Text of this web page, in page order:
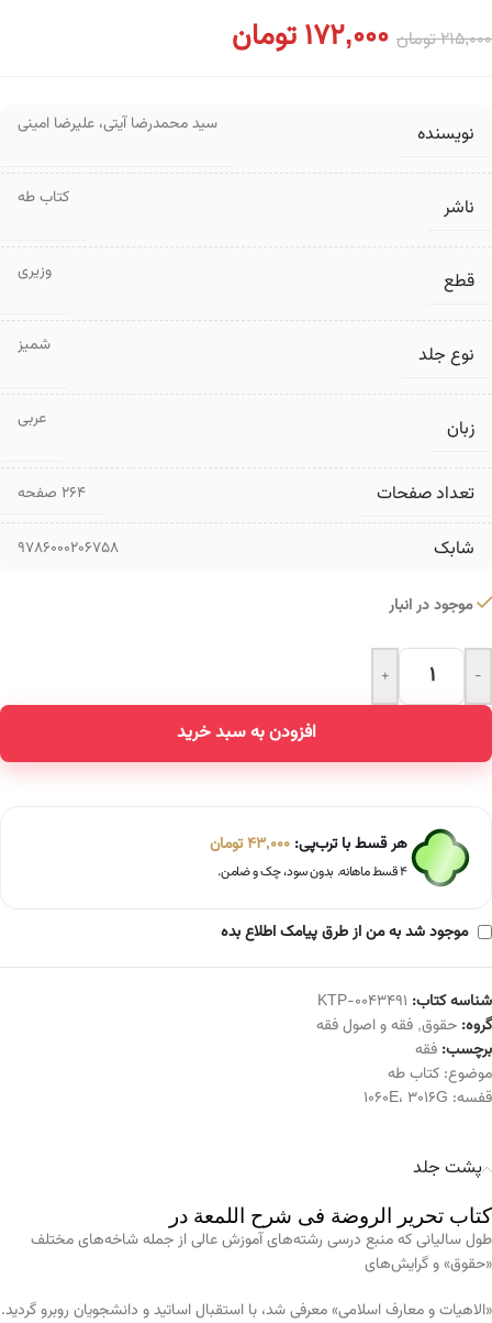
215,000تومان 172,000تومان
نویسنده سید محمدرضا آیتی، علیرضا امینی
ناشر کتاب طه
قطع وزیری
نوع جلد شمیز
زبان عربی
تعداد صفحات ۲۶۴ صفحه
شابک 9786000206758
موجود در انبار
-
+
افزودن به سبد خرید
Alternative:
هر قسط با ترب‌پی: 43,000تومان
۴ قسط ماهانه. بدون سود، چک و ضامن.
موجود شد به من از طرق پیامک اطلاع بده
شناسه کتاب: KTP-0043491
گروه: حقوق, فقه و اصول فقه
برچسب: فقه
موضوع: کتاب طه
قفسه:
1060E، 3016G
پشت جلد
کتاب تحریر الروضة فی شرح اللمعة در
طول سالیانی که منبع درسی رشته‌های آموزش عالی از جمله شاخه‌های مختلف
«حقوق» و گرایش‌های
«الاهیات و معارف اسلامی» معرفی شد، با استقبال اساتید و دانشجویان روبرو گردید.